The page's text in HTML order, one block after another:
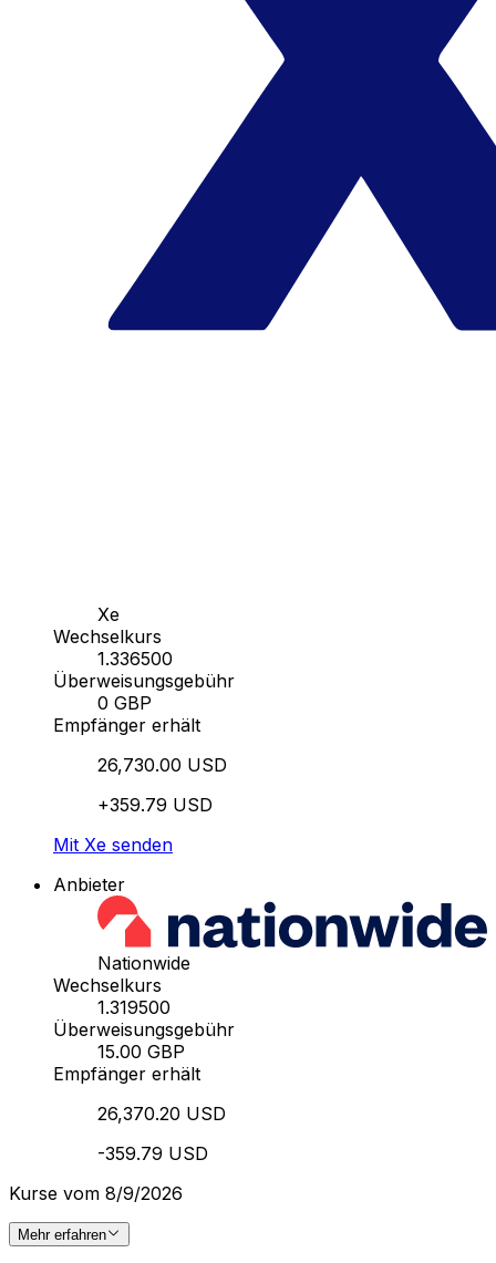
Xe
Wechselkurs
1.336500
Überweisungsgebühr
0 GBP
Empfänger erhält
26,730.00 USD
+359.79 USD
Mit Xe senden
Anbieter
Nationwide
Wechselkurs
1.319500
Überweisungsgebühr
15.00 GBP
Empfänger erhält
26,370.20 USD
-359.79 USD
Kurse vom 8/9/2026
Mehr erfahren